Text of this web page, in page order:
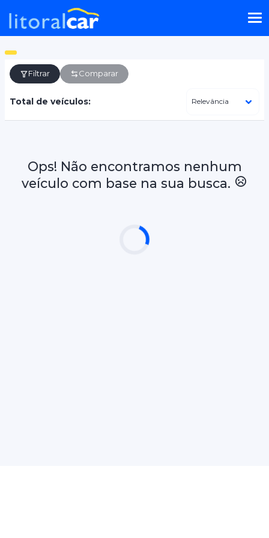
Filtrar Comparar
Total de veículos:
Ops! Não encontramos nenhum
veículo com base na sua busca.